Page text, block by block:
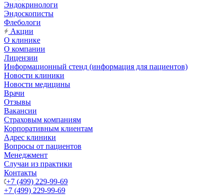
Эндокринологи
Эндоскописты
Флебологи
Акции
О клинике
О компании
Лицензии
Информационный стенд (информация для пациентов)
Новости клиники
Новости медицины
Врачи
Отзывы
Вакансии
Страховым компаниям
Корпоративным клиентам
Адрес клиники
Вопросы от пациентов
Менеджмент
Случаи из практики
Контакты
+7 (499) 229-99-69
+7 (499) 229-99-69